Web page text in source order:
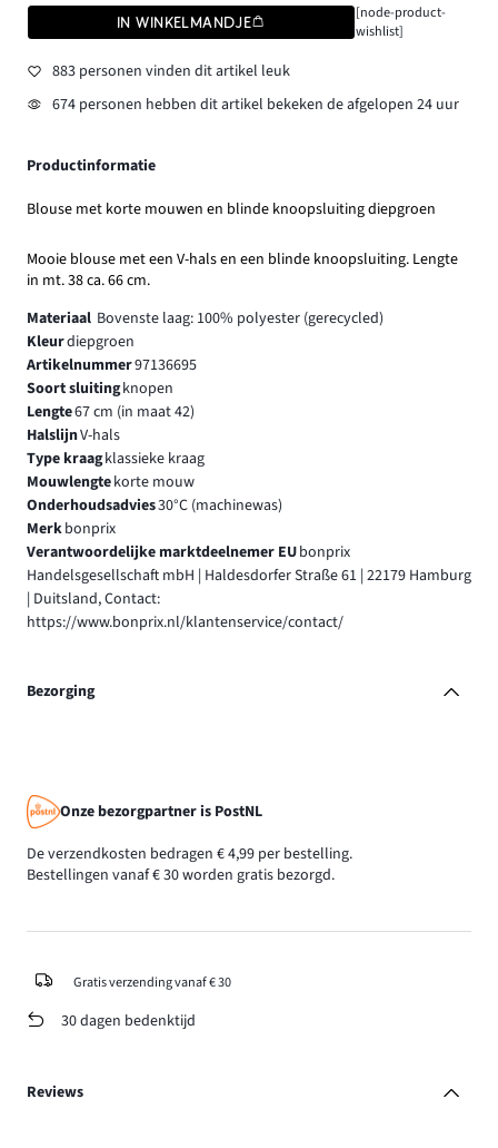
IN WINKELMANDJE
[node-product-
wishlist]
883 personen vinden dit artikel leuk
674 personen hebben dit artikel bekeken de afgelopen 24 uur
Productinformatie
Blouse met korte mouwen en blinde knoopsluiting diepgroen
Mooie blouse met een V-hals en een blinde knoopsluiting. Lengte
in mt. 38 ca. 66 cm.
Materiaal Bovenste laag: 100% polyester (gerecycled)
Kleurdiepgroen
Artikelnummer97136695
Soort sluitingknopen
Lengte67 cm (in maat 42)
HalslijnV-hals
Type kraagklassieke kraag
Mouwlengtekorte mouw
Onderhoudsadvies30°C (machinewas)
Merkbonprix
Verantwoordelijke marktdeelnemer EUbonprix
Handelsgesellschaft mbH | Haldesdorfer Straße 61 | 22179 Hamburg
| Duitsland, Contact:
https://www.bonprix.nl/klantenservice/contact/
Bezorging
Onze bezorgpartner is PostNL
De verzendkosten bedragen € 4,99 per bestelling.
Bestellingen vanaf € 30 worden gratis bezorgd.
Gratis verzending vanaf € 30
30 dagen bedenktijd
Reviews